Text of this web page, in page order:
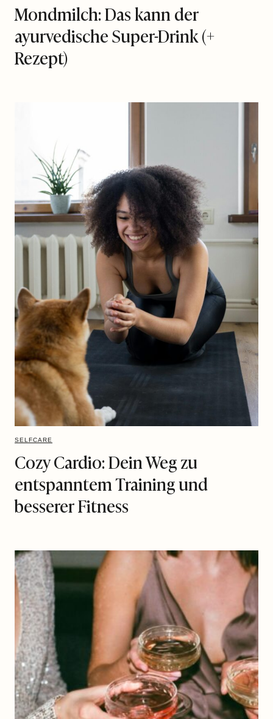
Mondmilch: Das kann der
ayurvedische Super-Drink (+
Rezept)
SELFCARE
Cozy Cardio: Dein Weg zu
entspanntem Training und
besserer Fitness